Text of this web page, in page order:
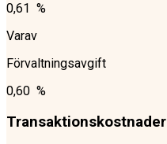
0,61 %
Varav
Förvaltningsavgift
0,60 %
Transaktionskostnader